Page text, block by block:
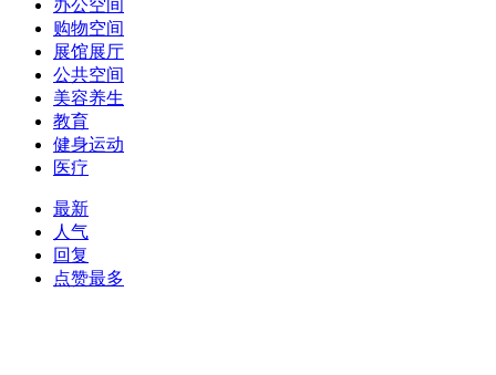
办公空间
购物空间
展馆展厅
公共空间
美容养生
教育
健身运动
医疗
最新
人气
回复
点赞最多